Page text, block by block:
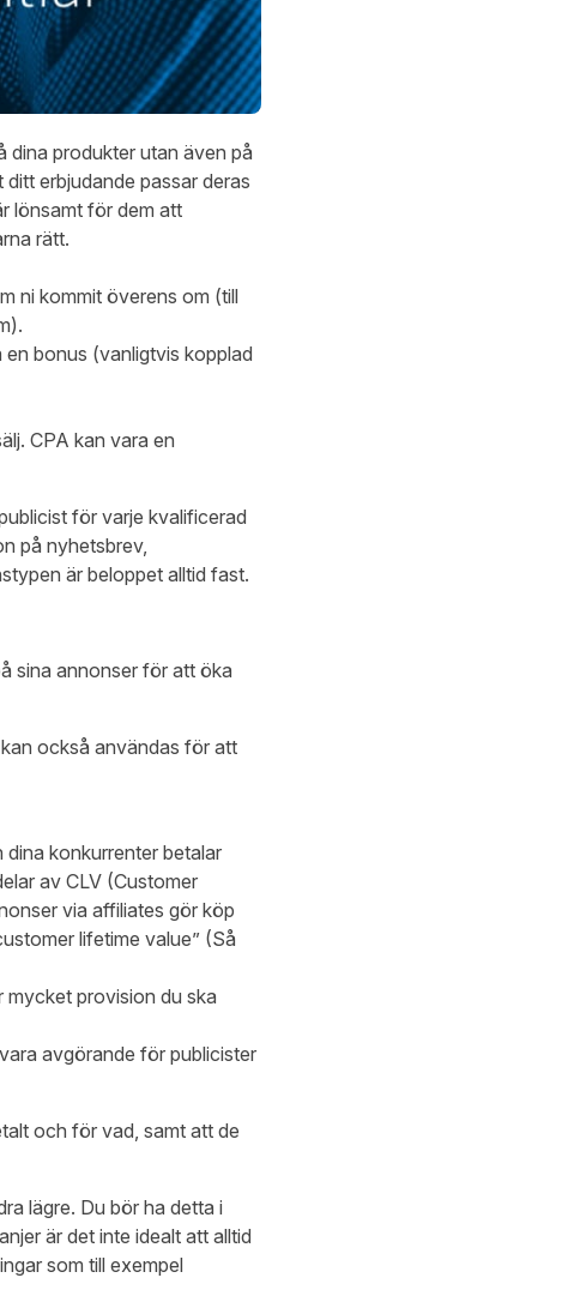
dina produkter utan även på
erbjudande passar deras
lönsamt för dem att
rätt.
ni kommit överens om (till
bonus (vanligtvis kopplad
CPA kan vara en
för varje kvalificerad
på nyhetsbrev,
är beloppet alltid fast.
sina annonser för att öka
också användas för att
konkurrenter betalar
av CLV (Customer
via affiliates gör köp
lifetime value” (Så
provision du ska
avgörande för publicister
och för vad, samt att de
lägre. Du bör ha detta i
är det inte idealt att alltid
som till exempel